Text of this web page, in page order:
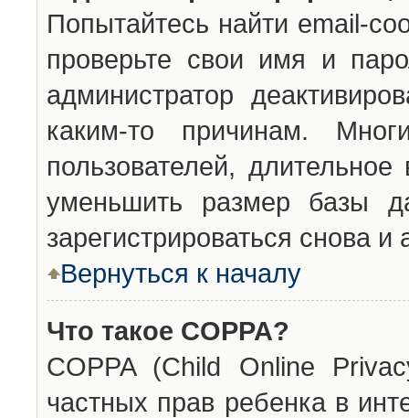
Попытайтесь найти email-
проверьте свои имя и
администратор
каким-то причинам.
пользователей,
уменьшить размер базы
зарегистрироваться снова и
Вернуться к началу
Что такое COPPA?
COPPA (Child Online
частных прав ребенка в